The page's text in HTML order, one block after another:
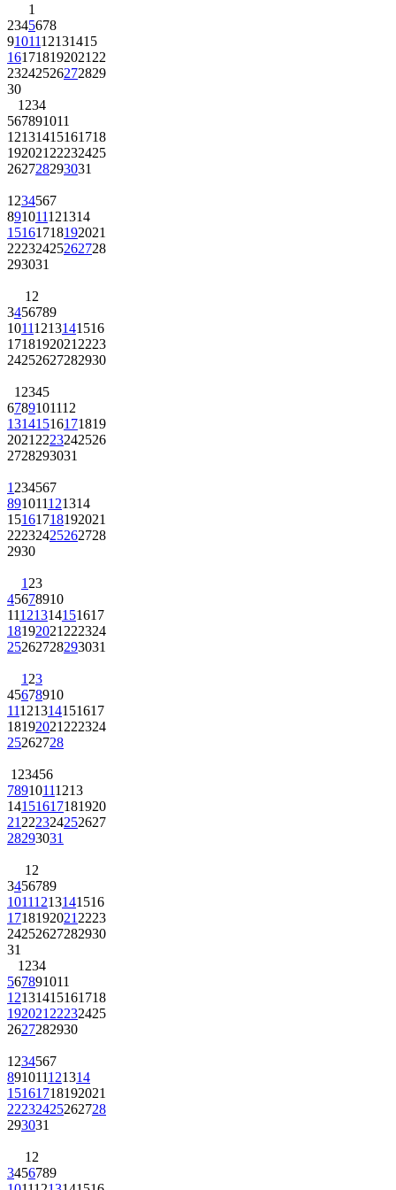
1
2345678
9101112131415
161718192021 22
23242526272829
30
1 234
567891011
12131415161718
192021 22232425
262728293031
1 234567
891011121314
15161718192021
22232425262728
293031
1 2
3456789
10111213141516
1718192021 2223
24252627282930
1 2345
6789101112
13141516171819
2021 2223242526
2728293031
1 234567
891011121314
15161718192021
22232425262728
2930
1 23
45678910
11121314151617
18192021 222324
25262728293031
1 23
45678910
11121314151617
18192021 222324
25262728
1 23456
78910111213
14151617181920
21 222324252627
28293031
1 2
3456789
10111213141516
1718192021 2223
24252627282930
31
1 234
567891011
12131415161718
192021 22232425
2627282930
1 234567
891011121314
15161718192021
22232425262728
293031
1 2
3456789